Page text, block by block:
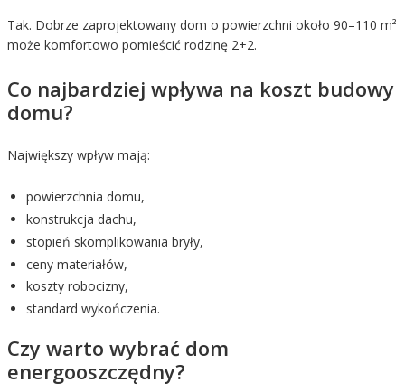
Tak. Dobrze zaprojektowany dom o powierzchni około 90–110 m²
może komfortowo pomieścić rodzinę 2+2.
Co najbardziej wpływa na koszt budowy
domu?
Największy wpływ mają:
powierzchnia domu,
konstrukcja dachu,
stopień skomplikowania bryły,
ceny materiałów,
koszty robocizny,
standard wykończenia.
Czy warto wybrać dom
energooszczędny?